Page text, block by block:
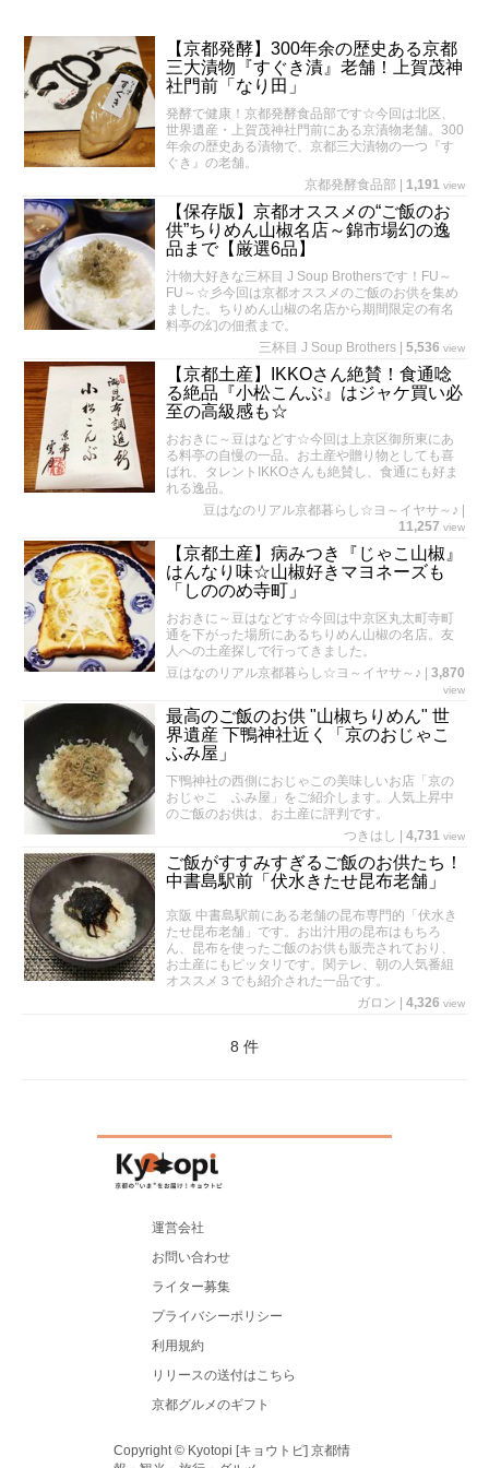
【京都発酵】300年余の歴史ある京都
三大漬物『すぐき漬』老舗！上賀茂神
社門前「なり田」
発酵で健康！京都発酵食品部です☆今回は北区、
世界遺産・上賀茂神社門前にある京漬物老舗。300
年余の歴史ある漬物で、京都三大漬物の一つ『す
ぐき』の老舗。
京都発酵食品部
1,191 view
【保存版】京都オススメの“ご飯のお
供”ちりめん山椒名店～錦市場幻の逸
品まで【厳選6品】
汁物大好きな三杯目 J Soup Brothersです！FU～
FU～☆彡今回は京都オススメのご飯のお供を集め
ました。ちりめん山椒の名店から期間限定の有名
料亭の幻の佃煮まで。
三杯目 J Soup Brothers
5,536 view
【京都土産】IKKOさん絶賛！食通唸
る絶品『小松こんぶ』はジャケ買い必
至の高級感も☆
おおきに～豆はなどす☆今回は上京区御所東にあ
る料亭の自慢の一品。お土産や贈り物としても喜
ばれ、タレントIKKOさんも絶賛し、食通にも好ま
れる逸品。
豆はなのリアル京都暮らし☆ヨ～イヤサ～♪
11,257 view
【京都土産】病みつき『じゃこ山椒』
はんなり味☆山椒好きマヨネーズも
「しののめ寺町」
おおきに～豆はなどす☆今回は中京区丸太町寺町
通を下がった場所にあるちりめん山椒の名店。友
人への土産探しで行ってきました。
豆はなのリアル京都暮らし☆ヨ～イヤサ～♪
3,870
view
最高のご飯のお供 "山椒ちりめん" 世
界遺産 下鴨神社近く「京のおじゃこ
ふみ屋」
下鴨神社の西側におじゃこの美味しいお店「京の
おじゃこ ふみ屋」をご紹介します。人気上昇中
のご飯のお供は、お土産に評判です。
つきはし
4,731 view
ご飯がすすみすぎるご飯のお供たち！
中書島駅前「伏水きたせ昆布老舗」
京阪 中書島駅前にある老舗の昆布専門的「伏水き
たせ昆布老舗」です。お出汁用の昆布はもちろ
ん、昆布を使ったご飯のお供も販売されており、
お土産にもピッタリです。関テレ、朝の人気番組
オススメ３でも紹介された一品です。
ガロン
4,326 view
8 件
運営会社
お問い合わせ
ライター募集
プライバシーポリシー
利用規約
リリースの送付はこちら
京都グルメのギフト
Copyright © Kyotopi [キョウトピ] 京都情